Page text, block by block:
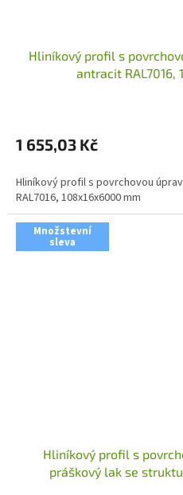
Hliníkový profil s
antracit RAL7016,
1 655,03 Kč
Hliníkový profil s povrchovou
RAL7016, 108x16x6000 mm
Množstevní
sleva
Hliníkový profil s
práškový lak se